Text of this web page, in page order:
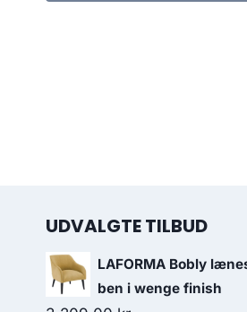
UDVALGTE TILBUD
LAFORMA Bobly
ben i wenge finish